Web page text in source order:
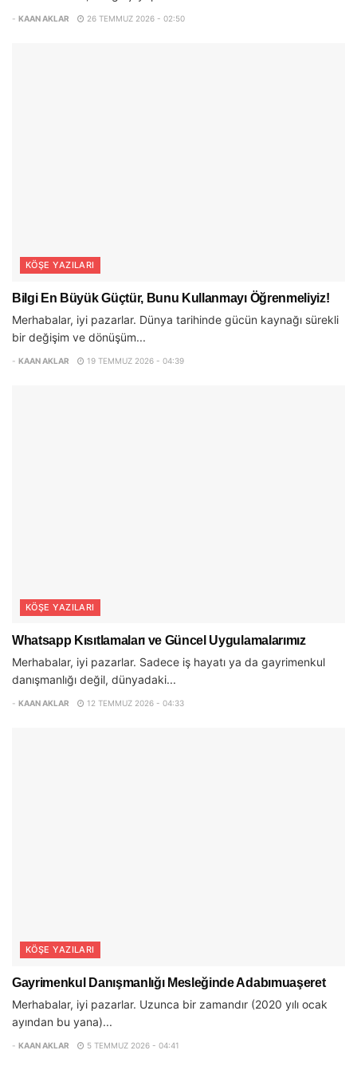
- KAAN AKLAR 26 TEMMUZ 2026 - 02:50
KÖŞE YAZILARI
Bilgi En Büyük Güçtür, Bunu Kullanmayı Öğrenmeliyiz!
Merhabalar, iyi pazarlar. Dünya tarihinde gücün kaynağı sürekli
bir değişim ve dönüşüm...
- KAAN AKLAR 19 TEMMUZ 2026 - 04:39
KÖŞE YAZILARI
Whatsapp Kısıtlamaları ve Güncel Uygulamalarımız
Merhabalar, iyi pazarlar. Sadece iş hayatı ya da gayrimenkul
danışmanlığı değil, dünyadaki...
- KAAN AKLAR 12 TEMMUZ 2026 - 04:33
KÖŞE YAZILARI
Gayrimenkul Danışmanlığı Mesleğinde Adabımuaşeret
Merhabalar, iyi pazarlar. Uzunca bir zamandır (2020 yılı ocak
ayından bu yana)...
- KAAN AKLAR 5 TEMMUZ 2026 - 04:41